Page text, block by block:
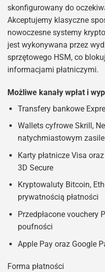
skonfigurowany do
Akceptujemy klasyczne
nowoczesne systemy
jest wykonywana przez
sprzętowego HSM, co
informacjami płatniczymi.
Możliwe kanały wpłat i
Transfery bankowe
Wallets cyfrowe Skrill,
natychmiastowym
Karty płatnicze Visa
3D Secure
Kryptowaluty Bitcoin,
prywatnością płatności
Przedpłacone vouchery
poufności
Apple Pay oraz Google
Forma płatności